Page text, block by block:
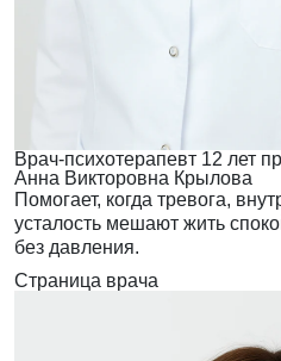
Врач-психотерапевт 12 лет
Анна Викторовна Крылова
Помогает, когда тревога,
усталость мешают жить
без давления.
Страница врача